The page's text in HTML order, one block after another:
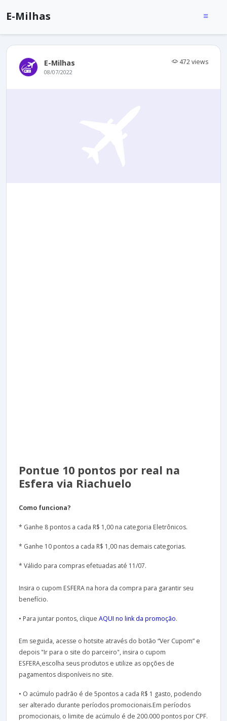
E-Milhas
E-Milhas 472 views
08/07/2022
Pontue 10 pontos por real na
Esfera via Riachuelo
Como funciona?
* Ganhe 8 pontos a cada R$ 1,00 na categoria Eletrônicos.
* Ganhe 10 pontos a cada R$ 1,00 nas demais categorias.
* Válido para compras efetuadas até 11/07.
Insira o cupom ESFERA na hora da compra para garantir seu
benefício.
• Para juntar pontos, clique AQUI no link da promoção.
Em seguida, acesse o hotsite através do botão “Ver Cupom” e
depois "Ir para o site do parceiro", insira o cupom
ESFERA,escolha seus produtos e utilize as opções de
pagamentos disponíveis no site.
• O acúmulo padrão é de 5pontos a cada R$ 1 gasto, podendo
ser alterado durante períodos promocionais.Em períodos
promocionais, o limite de acúmulo é de 200.000 pontos por CPF.